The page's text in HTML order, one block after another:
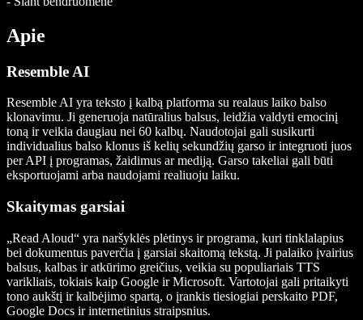
Apie
Resemble AI
Resemble AI yra teksto į kalbą platforma su realaus laiko balso
klonavimu. Ji generuoja natūralius balsus, leidžia valdyti emocinį
toną ir veikia daugiau nei 60 kalbų. Naudotojai gali susikurti
individualius balso klonus iš kelių sekundžių garso ir integruoti juos
per API į programas, žaidimus ar mediją. Garso takeliai gali būti
eksportuojami arba naudojami realiuoju laiku.
Skaitymas garsiai
„Read Aloud“ yra naršyklės plėtinys ir programa, kuri tinklalapius
bei dokumentus paverčia į garsiai skaitomą tekstą. Ji palaiko įvairius
balsus, kalbas ir atkūrimo greičius, veikia su populiariais TTS
varikliais, tokiais kaip Google ir Microsoft. Vartotojai gali pritaikyti
tono aukštį ir kalbėjimo spartą, o įrankis tiesiogiai perskaito PDF,
Google Docs ir internetinius straipsnius.